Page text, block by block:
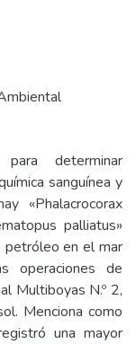
determinar
sanguínea y
«Phalacrocorax
palliatus»
petróleo en el mar
operaciones de
Multiboyas N.º 2,
Menciona como
una mayor